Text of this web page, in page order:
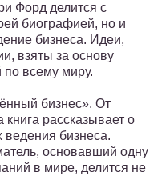
Форд делится с
биографией, но и
бизнеса. Идеи,
взяты за основу
всему миру.
бизнес». От
рассказывает о
ведения бизнеса.
основавший одну
в мире, делится не